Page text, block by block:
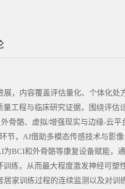
，内容覆盖评估量化、个体化处
工程与临床研究证据，围绕评估
骨骼、虚拟/增强现实与边缘-云平
节，AI借助多模态传感技术与影
BCI和外骨骼等康复设备赋能，
练，从而最大程度激发神经可塑
家训练过程的连续监测以及对训